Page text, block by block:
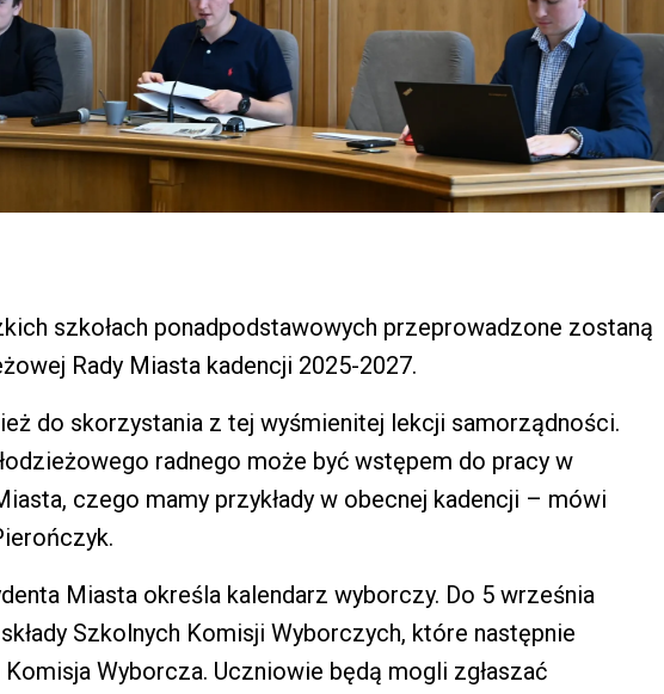
szkołach ponadpodstawowych przeprowadzone zostaną
Rady Miasta kadencji 2025-2027.
do skorzystania z tej wyśmienitej lekcji samorządności.
radnego może być wstępem do pracy w
czego mamy przykłady w obecnej kadencji – mówi
Miasta określa kalendarz wyborczy. Do 5 września
Szkolnych Komisji Wyborczych, które następnie
Wyborcza. Uczniowie będą mogli zgłaszać